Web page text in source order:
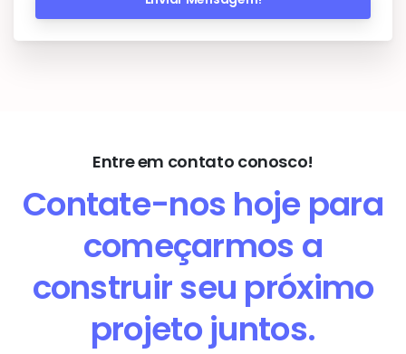
Entre em contato conosco!
Contate-nos hoje para
começarmos a
construir seu próximo
projeto juntos.